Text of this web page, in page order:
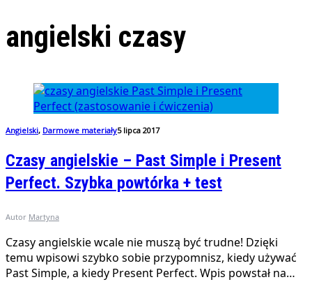
angielski czasy
Angielski, Darmowe materiały5 lipca 2017
Czasy angielskie – Past Simple i Present
Perfect. Szybka powtórka + test
Autor Martyna
Czasy angielskie wcale nie muszą być trudne! Dzięki
temu wpisowi szybko sobie przypomnisz, kiedy używać
Past Simple, a kiedy Present Perfect. Wpis powstał na…